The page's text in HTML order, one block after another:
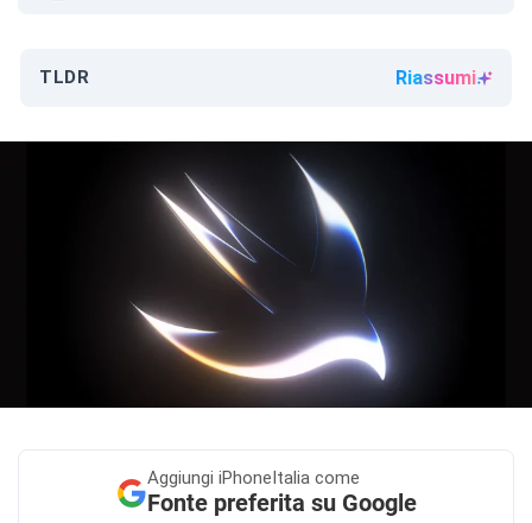
TLDR Riassumi
Aggiungi iPhoneItalia come
Fonte preferita su Google